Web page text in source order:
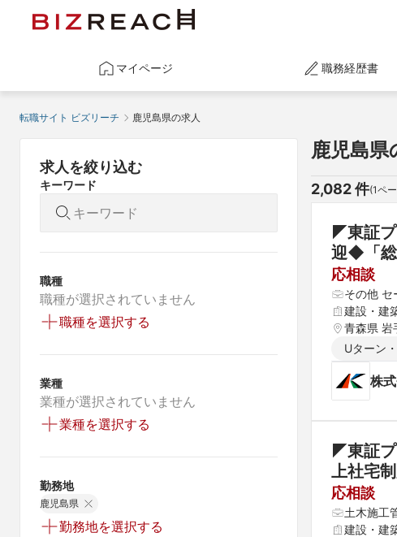
マイページ 職務経歴書
転職サイト ビズリーチ 鹿児島県の求人
求人を絞り込む
キーワード
職種
職種が選択されていません
職種を選択する
業種
業種が選択されていません
業種を選択する
勤務地
鹿児島県
勤務地を選択する
鹿児島県
2,082 件(1ペ
◤東証
迎◆「総
応相談
その他 セ
建設・建
青森県 岩
県 富山県
高知県 福
Uターン
株
◤東証プ
上社宅
応相談
土木施工
建設・建